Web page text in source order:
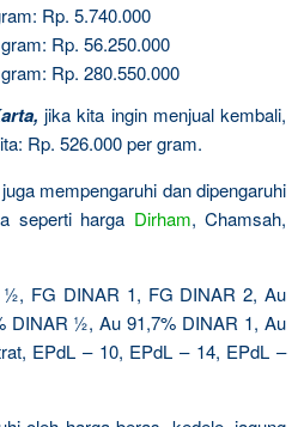
Rp. 5.740.000
Rp. 56.250.000
Rp. 280.550.000
,jika kita ingin menjual kembali,
Rp. 526.000 per gram.
mempengaruhi dan dipengaruhi
seperti harga Dirham, Chamsah,
FG DINAR 1, FG DINAR 2, Au
DINAR ½, Au 91,7% DINAR 1, Au
EPdL – 10, EPdL – 14, EPdL –